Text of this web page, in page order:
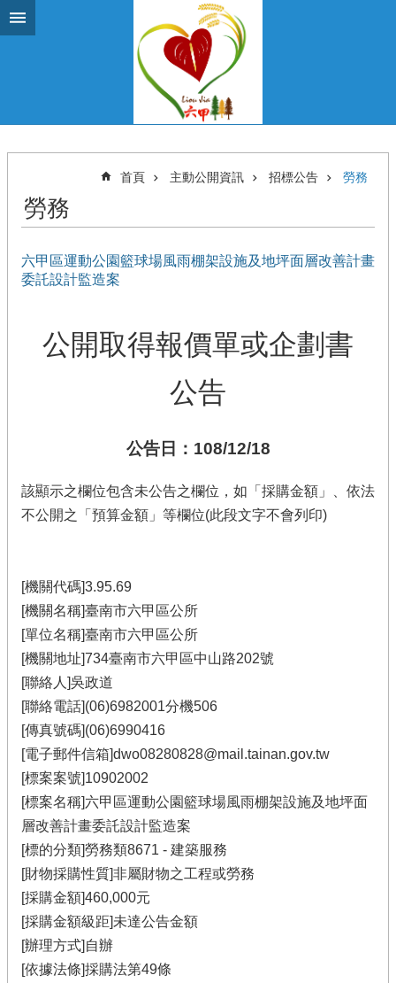
跳到主要內容區塊
首頁 主動公開資訊 招標公告 勞務
勞務
六甲區運動公園籃球場風雨棚架設施及地坪面層改善計畫
委託設計監造案
公開取得報價單或企劃書
公告
公告日：108/12/18
該顯示之欄位包含未公告之欄位，如「採購金額」、依法
不公開之「預算金額」等欄位(此段文字不會列印)
[機關代碼]3.95.69
[機關名稱]臺南市六甲區公所
[單位名稱]臺南市六甲區公所
[機關地址]734臺南市六甲區中山路202號
[聯絡人]吳政道
[聯絡電話](06)6982001分機506
[傳真號碼](06)6990416
[電子郵件信箱]dwo08280828@mail.tainan.gov.tw
[標案案號]10902002
[標案名稱]六甲區運動公園籃球場風雨棚架設施及地坪面
層改善計畫委託設計監造案
[標的分類]勞務類8671 - 建築服務
[財物採購性質]非屬財物之工程或勞務
[採購金額]460,000元
[採購金額級距]未達公告金額
[辦理方式]自辦
[依據法條]採購法第49條